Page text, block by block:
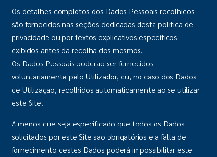
Os detalhes completos dos Dados Pessoais recolhidos
são fornecidos nas seções dedicadas desta política de
privacidade ou por textos explicativos específicos
exibidos antes da recolha dos mesmos.
Os Dados Pessoais poderão ser fornecidos
voluntariamente pelo Utilizador, ou, no caso dos Dados
de Utilização, recolhidos automaticamente ao se utilizar
este Site.
A menos que seja especificado que todos os Dados
solicitados por este Site são obrigatórios e a falta de
fornecimento destes Dados poderá impossibilitar este